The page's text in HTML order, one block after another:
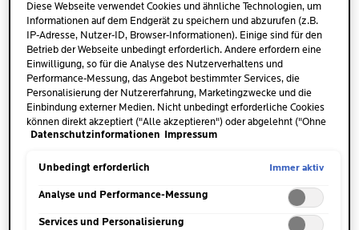
hervorruft. Welches sind die häufigsten Auslöser? Es
kommt auf Ihren Wohnort an, aberTimotheusgras
undBuchenbaumsind zwei der am häufigsten
getesteten Pollen.
SYMPTOME VON POLLENALLERGIE
Eine Pollenallergie kann Probleme wie
Bindehautentzündungen, Heuschnupfen und
hervorrufen.
Diese Webseite verwendet Cookies und ähnliche Technologien, um
Informationen auf dem Endgerät zu speichern und abzurufen (z.B.
IP-Adresse, Nutzer-ID, Browser-Informationen). Einige sind für den
Betrieb der Webseite unbedingt erforderlich. Andere erfordern eine
Einwilligung, so für die Analyse des Nutzerverhaltens und
Performance-Messung, das Angebot bestimmter Services, die
Personalisierung der Nutzererfahrung, Marketingzwecke und die
Einbindung externer Medien. Nicht unbedingt erforderliche Cookies
können direkt akzeptiert ("Alle akzeptieren") oder abgelehnt ("Ohne
Einwilligung fortfahren") werden. Individuelle Anpassungen der
speichern"). Die Auswahl kann jederzeit unter dem Link "Cookie-
unsere Datenschutzinformationen.
Datenschutzinformationen Impressum
Unbedingt erforderlich Immer aktiv
Analyse und Performance-Messung
Services und Personalisierung